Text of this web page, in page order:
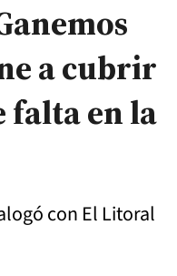
a cubrir
falta en la
con El Litoral